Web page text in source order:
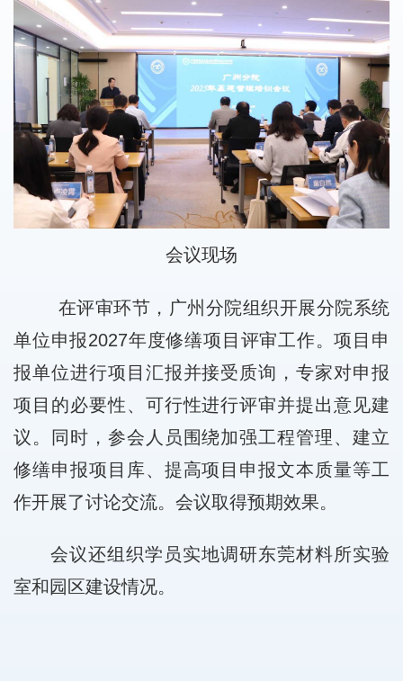
会议现场
在评审环节，广州分院组织开展分院系统
单位申报2027年度修缮项目评审工作。项目申
报单位进行项目汇报并接受质询，专家对申报
项目的必要性、可行性进行评审并提出意见建
议。同时，参会人员围绕加强工程管理、建立
修缮申报项目库、提高项目申报文本质量等工
作开展了讨论交流。会议取得预期效果。
会议还组织学员实地调研东莞材料所实验
室和园区建设情况。